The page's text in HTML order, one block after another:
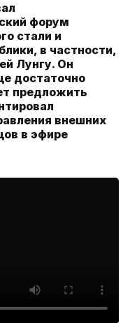
форум
стали и
в частности,
Лунгу. Он
достаточно
предложить
внешних
в эфире